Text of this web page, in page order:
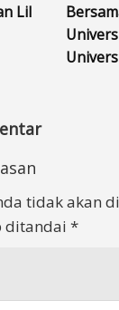
Lil
tidak akan
ditandai *